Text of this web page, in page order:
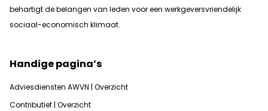
behartigt de belangen van leden voor een werkgeversvriendelijk
sociaal-economisch klimaat.
Handige pagina’s
Adviesdiensten AWVN | Overzicht
Contributief | Overzicht